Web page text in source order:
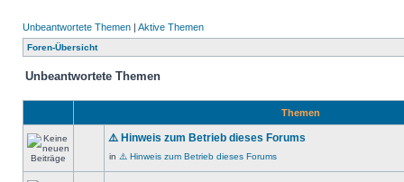
Unbeantwortete Themen | Aktive Themen
Foren-Übersicht
Unbeantwortete Themen
Themen
⚠️ Hinweis zum Betrieb dieses Forums
in ⚠️ Hinweis zum Betrieb dieses Forums